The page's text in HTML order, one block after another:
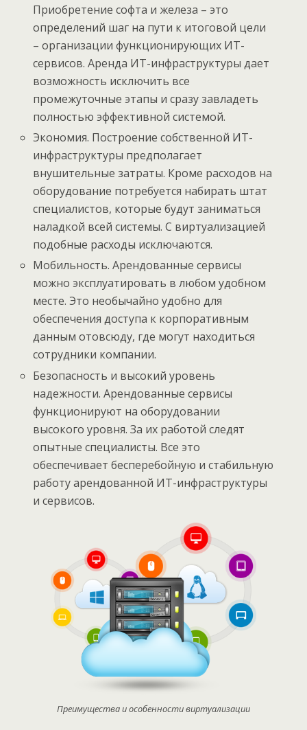
Приобретение софта и железа – это
определений шаг на пути к итоговой цели
– организации функционирующих ИТ-
сервисов. Аренда ИТ-инфраструктуры дает
возможность исключить все
промежуточные этапы и сразу завладеть
полностью эффективной системой.
Экономия. Построение собственной ИТ-
инфраструктуры предполагает
внушительные затраты. Кроме расходов на
оборудование потребуется набирать штат
специалистов, которые будут заниматься
наладкой всей системы. С виртуализацией
подобные расходы исключаются.
Мобильность. Арендованные сервисы
можно эксплуатировать в любом удобном
месте. Это необычайно удобно для
обеспечения доступа к корпоративным
данным отовсюду, где могут находиться
сотрудники компании.
Безопасность и высокий уровень
надежности. Арендованные сервисы
функционируют на оборудовании
высокого уровня. За их работой следят
опытные специалисты. Все это
обеспечивает бесперебойную и стабильную
работу арендованной ИТ-инфраструктуры
и сервисов.
Преимущества и особенности виртуализации